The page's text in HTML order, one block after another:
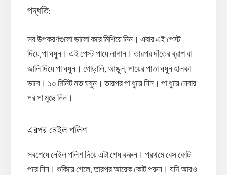
পদ্ধতি:
সব উপকরণগুলো ভালো করে মিশিয়ে নিন। এবার এই পেস্ট
দিয়ে,পা ঘষুন। এই পেস্ট পায়ে লাগান। তারপর দাঁতের ব্রাশ বা
জালি দিয়ে পা ঘষুন। গোড়ালি, আঙুল, পায়ের পাতা ঘষুন হালকা
ভাবে। ১০ মিনিট মত ঘষুন। তারপর পা ধুয়ে নিন। পা ধুয়ে নেবার
পর পা মুছে নিন।
এরপর নেইল পলিশ
সবশেষে নেইল পলিশ দিয়ে এটা শেষ করুন। প্রথমে বেস কোট
পরে নিন। শুকিয়ে গেলে, তারপর আরেক কোট পরুন। যদি আরও